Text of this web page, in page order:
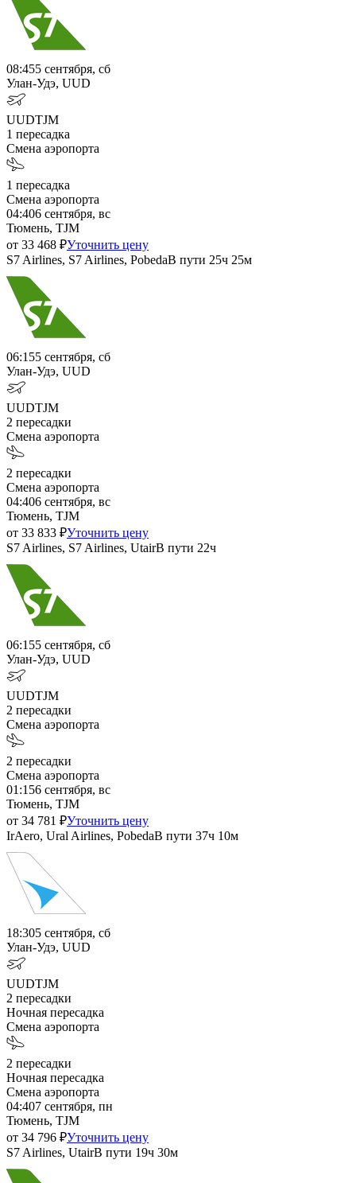
08:455 сентября, сб
Улан-Удэ, UUD
UUDTJM
1 пересадка
Смена аэропорта
1 пересадка
Смена аэропорта
04:406 сентября, вс
Тюмень, TJM
от 33 468 ₽Уточнить цену
S7 Airlines, S7 Airlines, PobedaВ пути 25ч 25м
06:155 сентября, сб
Улан-Удэ, UUD
UUDTJM
2 пересадки
Смена аэропорта
2 пересадки
Смена аэропорта
04:406 сентября, вс
Тюмень, TJM
от 33 833 ₽Уточнить цену
S7 Airlines, S7 Airlines, UtairВ пути 22ч
06:155 сентября, сб
Улан-Удэ, UUD
UUDTJM
2 пересадки
Смена аэропорта
2 пересадки
Смена аэропорта
01:156 сентября, вс
Тюмень, TJM
от 34 781 ₽Уточнить цену
IrAero, Ural Airlines, PobedaВ пути 37ч 10м
18:305 сентября, сб
Улан-Удэ, UUD
UUDTJM
2 пересадки
Ночная пересадка
Смена аэропорта
2 пересадки
Ночная пересадка
Смена аэропорта
04:407 сентября, пн
Тюмень, TJM
от 34 796 ₽Уточнить цену
S7 Airlines, UtairВ пути 19ч 30м